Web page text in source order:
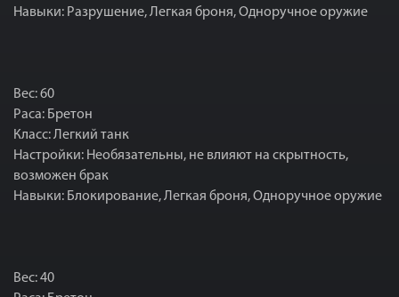
Навыки: Разрушение, Легкая броня, Одноручное оружие
Вес: 60
Раса: Бретон
Класс: Легкий танк
Настройки: Необязательны, не влияют на скрытность,
возможен брак
Навыки: Блокирование, Легкая броня, Одноручное оружие
Вес: 40